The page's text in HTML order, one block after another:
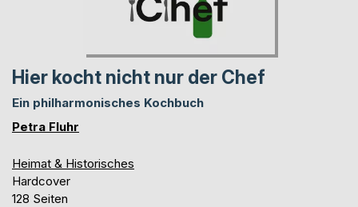
Hier kocht nicht nur der Chef
Ein philharmonisches Kochbuch
Petra Fluhr
Heimat & Historisches
Hardcover
128 Seiten